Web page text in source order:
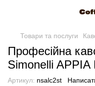
Товари та послуги
Професійна
Simonelli
Артикул: nsalc2st